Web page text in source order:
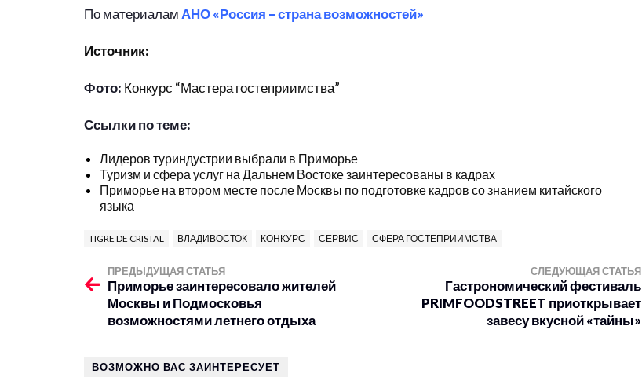
По материалам АНО «Россия – страна возможностей»
Источник:
Фото: Конкурс “Мастера гостеприимства”
Ссылки по теме:
Лидеров туриндустрии выбрали в Приморье
Туризм и сфера услуг на Дальнем Востоке заинтересованы в кадрах
Приморье на втором месте после Москвы по подготовке кадров со знанием китайского
языка
TIGRE DE CRISTAL ВЛАДИВОСТОК КОНКУРС СЕРВИС СФЕРА ГОСТЕПРИИМСТВА
ПРЕДЫДУЩАЯ СТАТЬЯ
Приморье заинтересовало жителей
Москвы и Подмосковья
возможностями летнего отдыха
СЛЕДУЮЩАЯ СТАТЬЯ
Гастрономический фестиваль
PRIMFOODSTREET приоткрывает
завесу вкусной «тайны»
ВОЗМОЖНО ВАС ЗАИНТЕРЕСУЕТ